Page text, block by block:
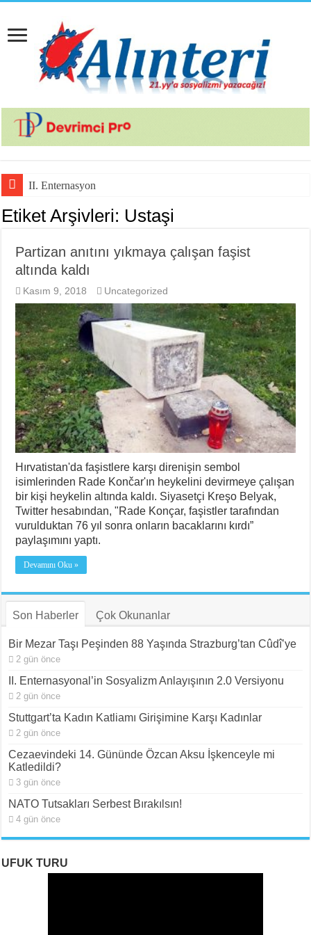
II. Enternasyonal’in So
Etiket Arşivleri: Ustaşi
Partizan anıtını yıkmaya çalışan faşist
altında kaldı
Kasım 9, 2018 Uncategorized
Hırvatistan'da faşistlere karşı direnişin sembol
isimlerinden Rade Končar'ın heykelini devirmeye çalışan
bir kişi heykelin altında kaldı. Siyasetçi Kreşo Belyak,
Twitter hesabından, "Rade Konçar, faşistler tarafından
vurulduktan 76 yıl sonra onların bacaklarını kırdı”
paylaşımını yaptı.
Devamını Oku »
Son Haberler Çok Okunanlar
Bir Mezar Taşı Peşinden 88 Yaşında Strazburg’tan Cûdî’ye
2 gün önce
II. Enternasyonal’in Sosyalizm Anlayışının 2.0 Versiyonu
2 gün önce
Stuttgart’ta Kadın Katliamı Girişimine Karşı Kadınlar
2 gün önce
Cezaevindeki 14. Gününde Özcan Aksu İşkenceyle mi
Katledildi?
3 gün önce
NATO Tutsakları Serbest Bırakılsın!
4 gün önce
UFUK TURU